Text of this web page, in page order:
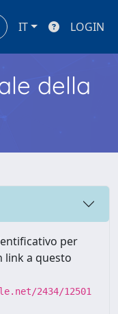
IT LOGIN
della
per
link a questo
2434/12501